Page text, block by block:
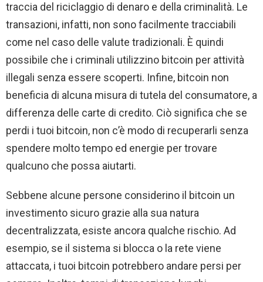
traccia del riciclaggio di denaro e della criminalità. Le
transazioni, infatti, non sono facilmente tracciabili
come nel caso delle valute tradizionali. È quindi
possibile che i criminali utilizzino bitcoin per attività
illegali senza essere scoperti. Infine, bitcoin non
beneficia di alcuna misura di tutela del consumatore, a
differenza delle carte di credito. Ciò significa che se
perdi i tuoi bitcoin, non c’è modo di recuperarli senza
spendere molto tempo ed energie per trovare
qualcuno che possa aiutarti.
Sebbene alcune persone considerino il bitcoin un
investimento sicuro grazie alla sua natura
decentralizzata, esiste ancora qualche rischio. Ad
esempio, se il sistema si blocca o la rete viene
attaccata, i tuoi bitcoin potrebbero andare persi per